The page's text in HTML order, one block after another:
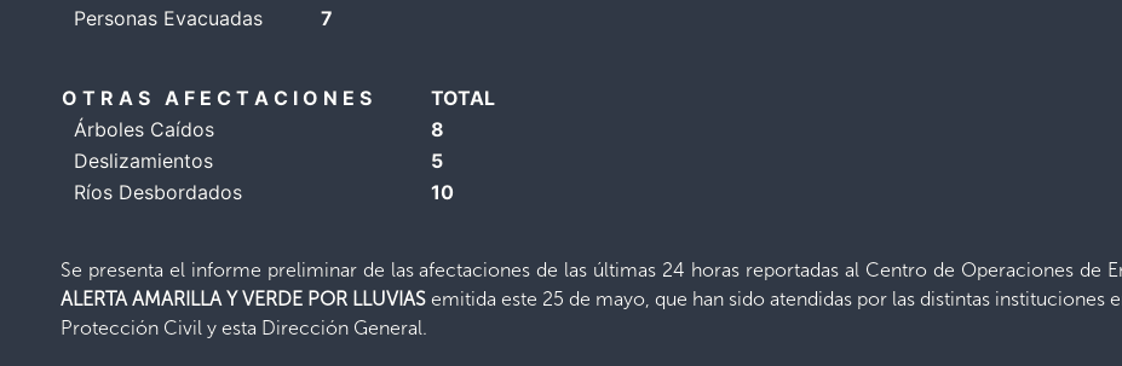
Personas Evacuadas
7
O T R A S A F E C T A C I O N E S
TOTAL
Árboles Caídos
8
Deslizamientos
5
Ríos Desbordados
10
Se presenta el informe preliminar de las afectaciones de las últimas 24 horas reportadas al Centro de Operaciones de
ALERTA AMARILLA Y VERDE POR LLUVIAS emitida este 25 de mayo, que han sido atendidas por las distintas
Protección Civil y esta Dirección General.